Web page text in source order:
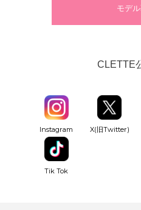
モデ
CLETTE
Instagram X(旧Twitter)
Tik Tok